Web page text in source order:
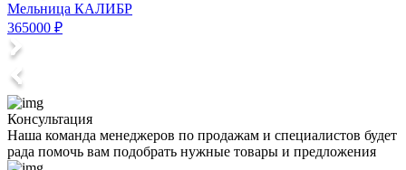
Мельница КАЛИБР
365000 ₽
Консультация
Наша команда менеджеров по продажам и специалистов будет
рада помочь вам подобрать нужные товары и предложения